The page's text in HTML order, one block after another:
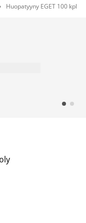
Huopatyyny EGET 100 kpl